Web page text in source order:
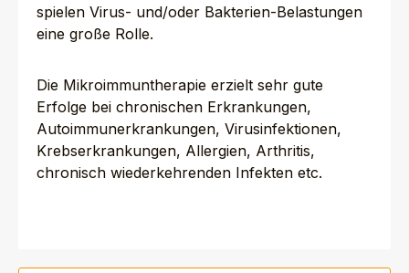
spielen Virus- und/oder Bakterien-Belastungen
eine große Rolle.
Die Mikroimmuntherapie erzielt sehr gute
Erfolge bei chronischen Erkrankungen,
Autoimmunerkrankungen, Virusinfektionen,
Krebserkrankungen, Allergien, Arthritis,
chronisch wiederkehrenden Infekten etc.